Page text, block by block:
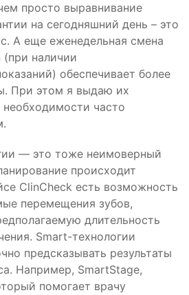
просто выравнивание
на сегодняшний день – это
А еще еженедельная смена
(при наличии
обеспечивает более
При этом я выдаю их
часто
— это тоже неимоверный
происходит
ClinCheck есть возможность
перемещения зубов,
длительность
Smart-технологии
предсказывать результаты
Например, SmartStage,
помогает врачу